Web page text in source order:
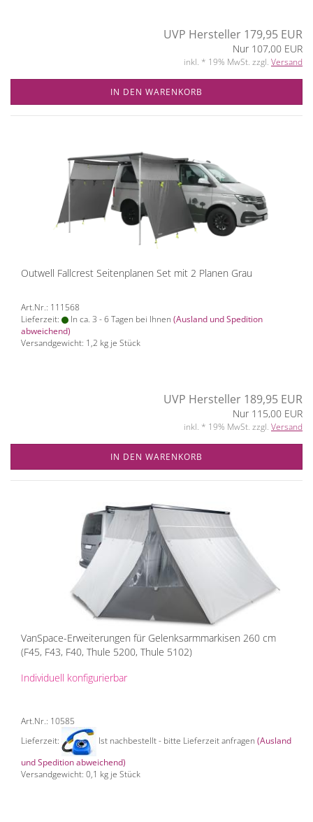
UVP Hersteller 179,95 EUR
Nur 107,00 EUR
inkl. * 19% MwSt. zzgl. Versand
IN DEN WARENKORB
Outwell Fallcrest Seitenplanen Set mit 2 Planen Grau
Art.Nr.: 111568
Lieferzeit:
In ca. 3 - 6 Tagen bei Ihnen (Ausland und Spedition
abweichend)
Versandgewicht: 1,2 kg je Stück
UVP Hersteller 189,95 EUR
Nur 115,00 EUR
inkl. * 19% MwSt. zzgl. Versand
IN DEN WARENKORB
VanSpace-Erweiterungen für Gelenksarmmarkisen 260 cm
(F45, F43, F40, Thule 5200, Thule 5102)
Individuell konfigurierbar
Art.Nr.: 10585
Lieferzeit:
Ist nachbestellt - bitte Lieferzeit anfragen (Ausland
und Spedition abweichend)
Versandgewicht: 0,1 kg je Stück